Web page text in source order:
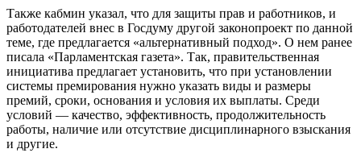
Также кабмин указал, что для защиты прав и работников, и
работодателей внес в Госдуму другой законопроект по данной
теме, где предлагается «альтернативный подход». О нем ранее
писала «Парламентская газета». Так, правительственная
инициатива предлагает установить, что при установлении
системы премирования нужно указать виды и размеры
премий, сроки, основания и условия их выплаты. Среди
условий — качество, эффективность, продолжительность
работы, наличие или отсутствие дисциплинарного взыскания
и другие.